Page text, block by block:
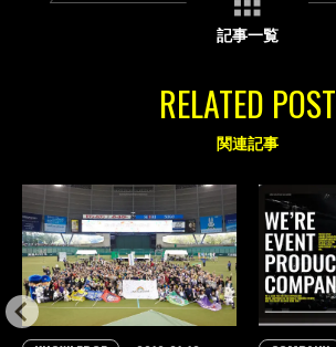
記事一覧
RELATED POST
関連記事